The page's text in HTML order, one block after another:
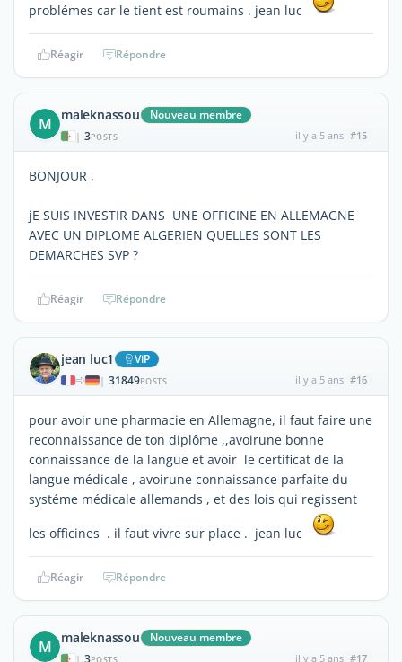
problémes car le tient est roumains . jean luc
Réagir Répondre
M maleknassou Nouveau membre
| 3POSTS il y a 5 ans #15
BONJOUR ,
jE SUIS INVESTIR DANS UNE OFFICINE EN ALLEMAGNE
AVEC UN DIPLOME ALGERIEN QUELLES SONT LES
DEMARCHES SVP ?
Réagir Répondre
jean luc1 ViP
| 31849POSTS il y a 5 ans #16
pour avoir une pharmacie en Allemagne, il faut faire une
reconnaissance de ton diplôme ,,avoirune bonne
connaissance de la langue et avoir le certificat de la
langue médicale , avoirune connaissance parfaite du
systéme médicale allemands , et des lois qui regissent
les officines . il faut vivre sur place . jean luc
Réagir Répondre
M maleknassou Nouveau membre
| 3POSTS il y a 5 ans #17